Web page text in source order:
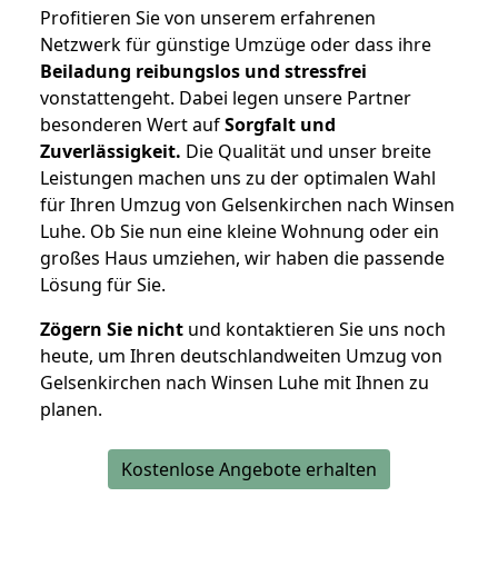
Profitieren Sie von unserem erfahrenen
Netzwerk für günstige Umzüge oder dass ihre
Beiladung reibungslos und stressfrei
vonstattengeht. Dabei legen unsere Partner
besonderen Wert aufSorgfalt und
Zuverlässigkeit. Die Qualität und unser breite
Leistungen machen uns zu der optimalen Wahl
für Ihren Umzug von Gelsenkirchen nach Winsen
Luhe. Ob Sie nun eine kleine Wohnung oder ein
großes Haus umziehen, wir haben die passende
Lösung für Sie.
Zögern Sie nicht und kontaktieren Sie uns noch
heute, um Ihren deutschlandweiten Umzug von
Gelsenkirchen nach Winsen Luhe mit Ihnen zu
planen.
Kostenlose Angebote erhalten